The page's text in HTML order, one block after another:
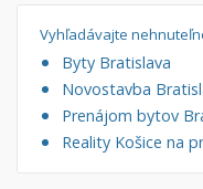
Vyhľadávajte
Byty Bratislava
Novostavba
Prenájom bytov
Reality Košice na